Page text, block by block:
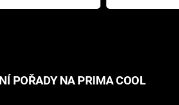
ráznou
přichází s
POŘADY NA PRIMA COOL